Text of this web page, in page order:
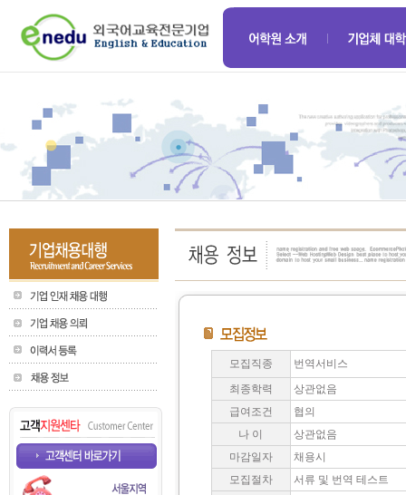
모집직종
번역서비스
최종학력
상관없음
급여조건
협의
나 이
상관없음
마감일자
채용시
모집절차
서류 및 번역 테스트